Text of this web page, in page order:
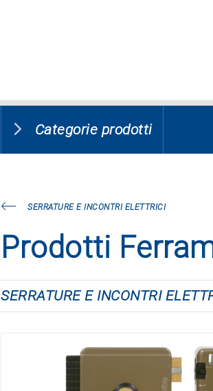
Categorie prodotti
SERRATURE E INCONTRI ELETTRICI
Prodotti
SERRATURE E INCONTRI